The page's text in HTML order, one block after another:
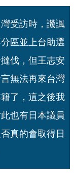
受訪時，譏諷
區並上台助選
伐，但王志安
無法再來台灣
了，這之後我
也有日本議員
真的會取得日